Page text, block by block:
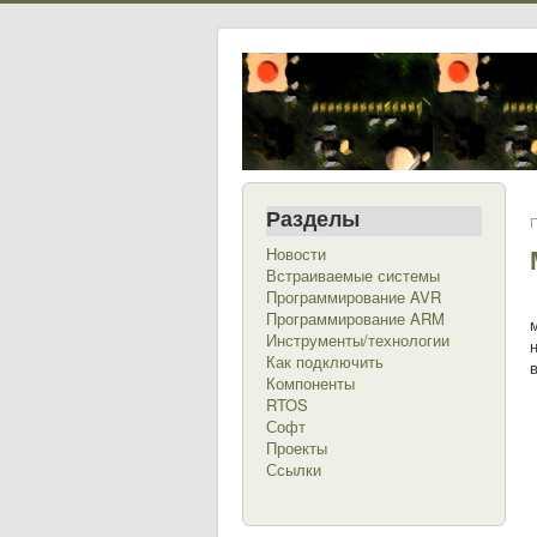
Разделы
Новости
Встраиваемые системы
Программирование AVR
Программирование ARM
Инструменты/технологии
Как подключить
Компоненты
RTOS
Софт
Проекты
Ссылки